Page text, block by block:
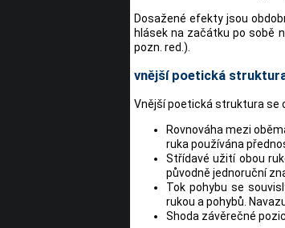
Dosažené efekty jsou
hlásek na začátku po sobě
pozn. red.).
vnější poetická
Vnější poetická struktura se
Rovnováha mezi
ruka používána
Střídavé užití obou
původně jednoruční
Tok pohybu se
rukou a pohybů.
Shoda závěrečné